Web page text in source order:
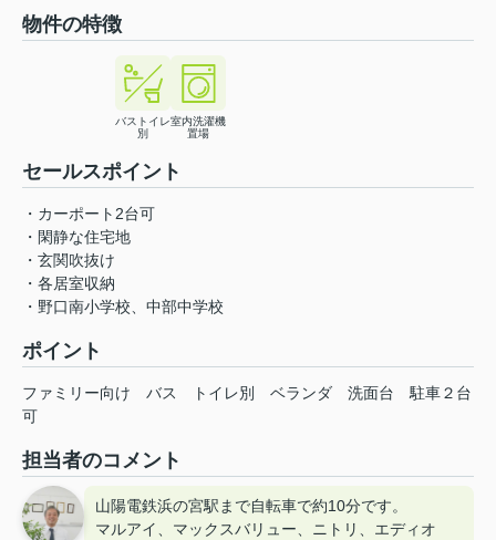
物件の特徴
バストイレ
別
室内洗濯機
置場
セールスポイント
・カーポート2台可
・閑静な住宅地
・玄関吹抜け
・各居室収納
・野口南小学校、中部中学校
ポイント
ファミリー向け バス トイレ別 ベランダ 洗面台
駐車２台
可
担当者のコメント
山陽電鉄浜の宮駅まで自転車で約10分です。
マルアイ、マックスバリュー、ニトリ、エディオ